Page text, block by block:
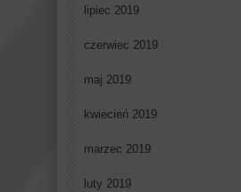
lipiec 2019
czerwiec 2019
maj 2019
kwiecień 2019
marzec 2019
luty 2019